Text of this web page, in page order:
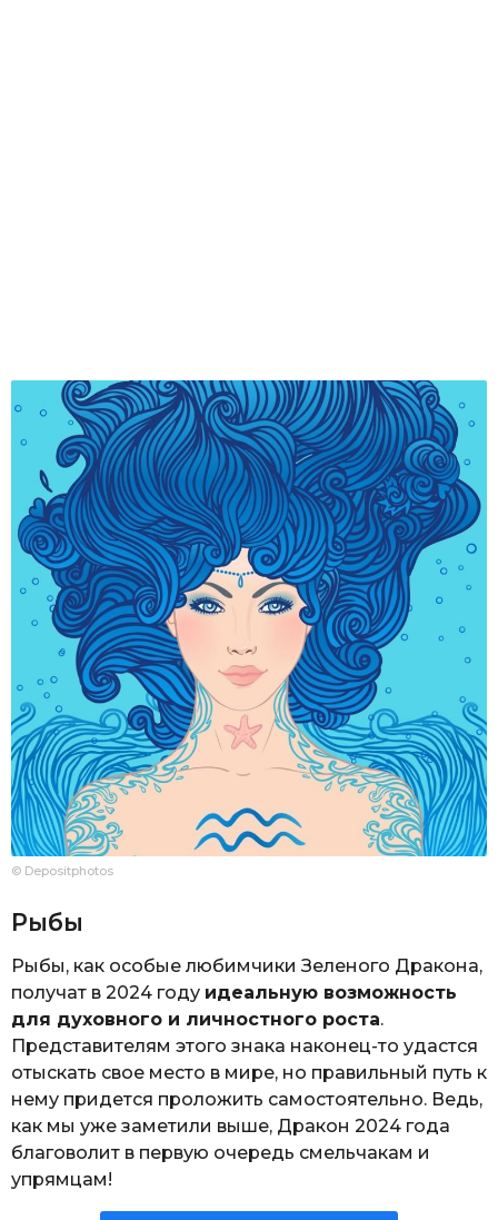
© Depositphotos
Рыбы
Рыбы, как особые любимчики Зеленого Дракона,
получат в 2024 году идеальную возможность
для духовного и личностного роста.
Представителям этого знака наконец-то удастся
отыскать свое место в мире, но правильный путь к
нему придется проложить самостоятельно. Ведь,
как мы уже заметили выше, Дракон 2024 года
благоволит в первую очередь смельчакам и
упрямцам!